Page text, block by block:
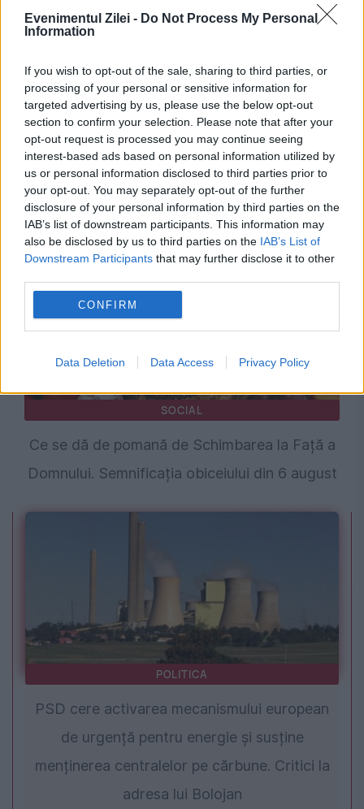
Evenimentul Zilei - Do Not Process My Personal
Information
If you wish to opt-out of the sale, sharing to third parties, or
processing of your personal or sensitive information for
targeted advertising by us, please use the below opt-out
section to confirm your selection. Please note that after your
opt-out request is processed you may continue seeing
interest-based ads based on personal information utilized by
us or personal information disclosed to third parties prior to
your opt-out. You may separately opt-out of the further
disclosure of your personal information by third parties on the
IAB’s list of downstream participants. This information may
also be disclosed by us to third parties on the IAB’s List of
Downstream Participants that may further disclose it to other
CONFIRM
Data Deletion Data Access Privacy Policy
OPINII EVZ
Evoluția lui pește prăjit: de la Topor la
profesorul de „finanțe comportamentale”
SOCIAL
Ce se dă de pomană de Schimbarea la Față a
Domnului. Semnificația obiceiului din 6 august
POLITICA
PSD cere activarea mecanismului european
de urgență pentru energie și susține
menținerea centralelor pe cărbune. Critici la
adresa lui Bolojan